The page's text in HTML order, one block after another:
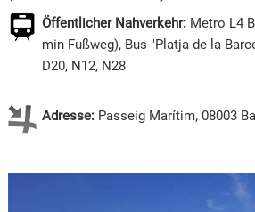
Öffentlicher Nahverkehr:Metro L4
min Fußweg), Bus "Platja de la
D20, N12, N28
Adresse:Passeig Marítim, 08003